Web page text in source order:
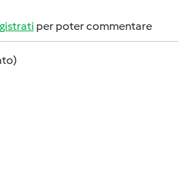
per poter commentare